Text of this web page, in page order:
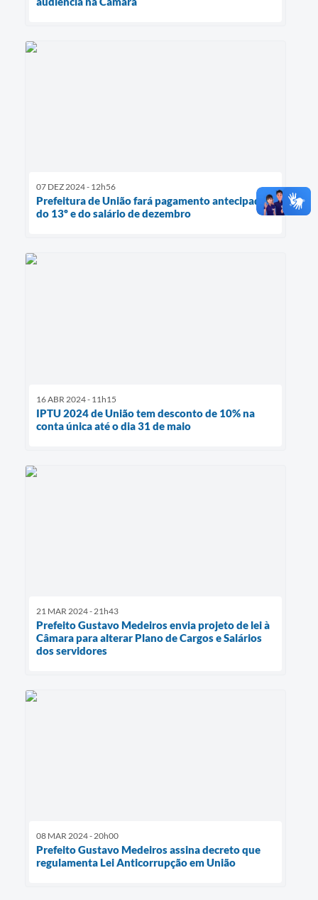
07 DEZ 2024 - 12h56
Prefeitura de União fará pagamento antecipado
do 13º e do salário de dezembro
16 ABR 2024 - 11h15
IPTU 2024 de União tem desconto de 10% na
conta única até o dia 31 de maio
21 MAR 2024 - 21h43
Prefeito Gustavo Medeiros envia projeto de lei à
Câmara para alterar Plano de Cargos e Salários
dos servidores
08 MAR 2024 - 20h00
Prefeito Gustavo Medeiros assina decreto que
regulamenta Lei Anticorrupção em União